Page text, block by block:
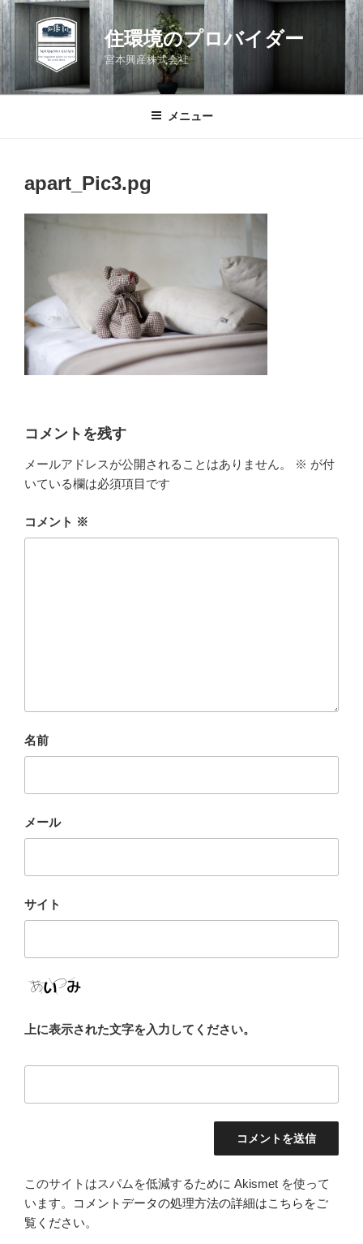
コ
ン
テ
ン
ツ
住環境のプロバイダー
宮本興産株式会社
メニュー
apart_Pic3.pg
コメントを残す
メールアドレスが公開されることはありません。 ※ が付
いている欄は必須項目です
コメント ※
名前
メール
サイト
上に表示された文字を入力してください。
このサイトはスパムを低減するために Akismet を使って
います。
コメントデータの処理方法の詳細はこちらをご
覧ください。